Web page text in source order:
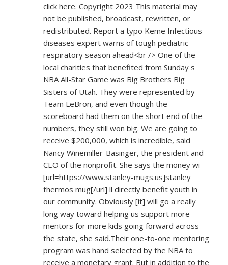
click here. Copyright 2023 This material may
not be published, broadcast, rewritten, or
redistributed. Report a typo Keme Infectious
diseases expert warns of tough pediatric
respiratory season ahead<br /> One of the
local charities that benefited from Sunday s
NBA All-Star Game was Big Brothers Big
Sisters of Utah. They were represented by
Team LeBron, and even though the
scoreboard had them on the short end of the
numbers, they still won big. We are going to
receive $200,000, which is incredible, said
Nancy Winemiller-Basinger, the president and
CEO of the nonprofit. She says the money wi
[url=https://www.stanley-mugs.us]stanley
thermos mug[/url] ll directly benefit youth in
our community. Obviously [it] will go a really
long way toward helping us support more
mentors for more kids going forward across
the state, she said.Their one-to-one mentoring
program was hand selected by the NBA to
receive a monetary grant. But in addition to the